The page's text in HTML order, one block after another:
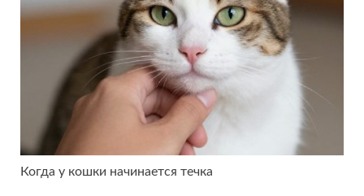
Когда у кошки начинается течка